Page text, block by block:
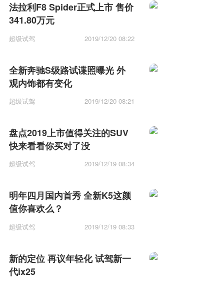
法拉利F8 Spider正式上市 售价
341.80万元
超级试驾 2019/12/20 08:22
全新奔驰S级路试谍照曝光 外
观内饰都有变化
超级试驾 2019/12/20 08:21
盘点2019上市值得关注的SUV
快来看看你买对了没
超级试驾 2019/12/19 08:34
明年四月国内首秀 全新K5这颜
值你喜欢么？
超级试驾 2019/12/19 08:33
新的定位 再议年轻化 试驾新一
代ix25